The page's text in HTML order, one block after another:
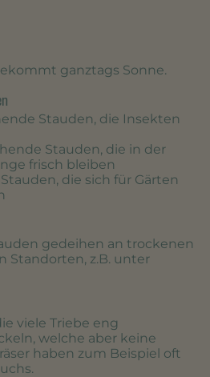
ganztags Sonne.
Stauden, die Insekten
Stauden, die in der
frisch bleiben
die sich für Gärten
gedeihen an trockenen
Standorten, z.B. unter
viele Triebe eng
welche aber keine
haben zum Beispiel oft